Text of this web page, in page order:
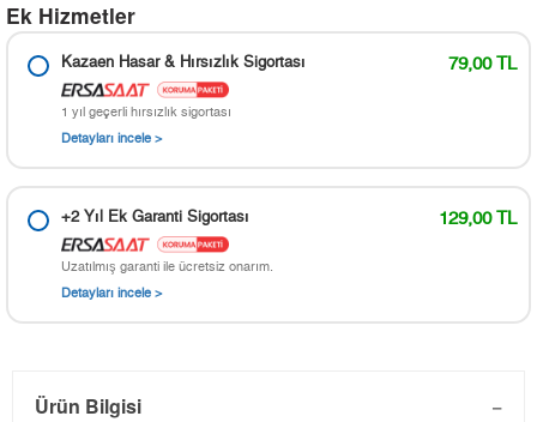
Ek Hizmetler
Kazaen Hasar & Hırsızlık Sigortası 79,00 TL
1 yıl geçerli hırsızlık sigortası
Detayları incele >
+2 Yıl Ek Garanti Sigortası 129,00 TL
Uzatılmış garanti ile ücretsiz onarım.
Detayları incele >
Ürün Bilgisi